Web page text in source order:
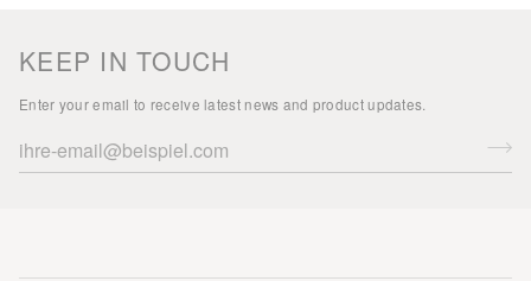
KEEP IN TOUCH
Enter your email to receive latest news and product updates.